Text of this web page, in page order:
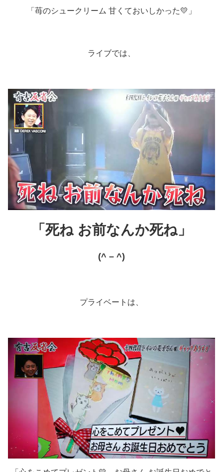
「苺のシュークリーム 甘くておいしかった💛」
ライブでは、
「死ね お前なんか死ね」
(^ – ^)
プライベートは、